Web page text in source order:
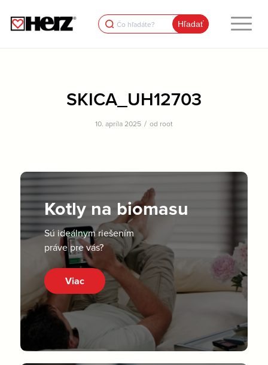
Search
for:
SKICA_UH12703
10. apríla 2025 / od root
Kotly na biomasu
Sú ideálnym riešením
práve pre vás?
Viac